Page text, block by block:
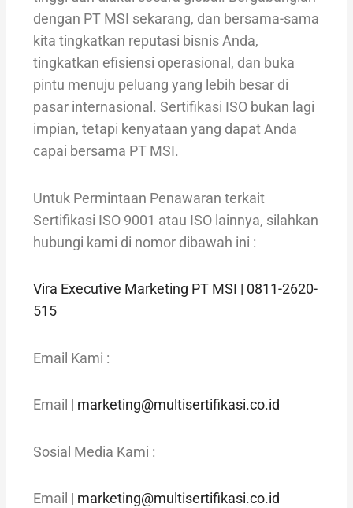
dengan PT MSI sekarang, dan bersama-sama
kita tingkatkan reputasi bisnis Anda,
tingkatkan efisiensi operasional, dan buka
pintu menuju peluang yang lebih besar di
pasar internasional. Sertifikasi ISO bukan lagi
impian, tetapi kenyataan yang dapat Anda
capai bersama PT MSI.
Untuk Permintaan Penawaran terkait
Sertifikasi ISO 9001 atau ISO lainnya, silahkan
hubungi kami di nomor dibawah ini :
Vira Executive Marketing PT MSI | 0811-2620-
515
Email Kami :
Email | marketing@multisertifikasi.co.id
Sosial Media Kami :
Email | marketing@multisertifikasi.co.id